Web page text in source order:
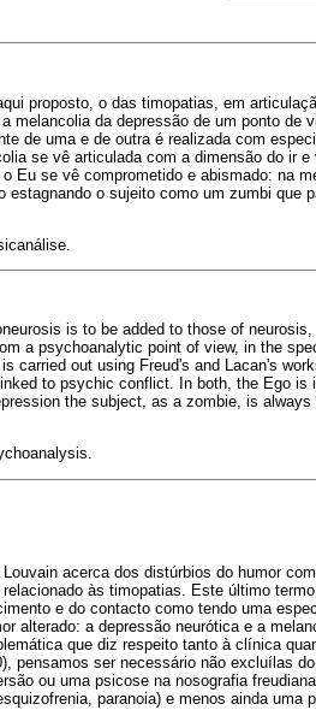
proposto, o das timopatias, em
melancolia da depressão de um ponto de
de uma e de outra é realizada com
se vê articulada com a dimensão do ir
Eu se vê comprometido e abismado: na
o sujeito como um zumbi que
is to be added to those of neurosis,
a psychoanalytic point of view, in the
carried out using Freud's and Lacan's
to psychic conflict. In both, the Ego is
the subject, as a zombie, is
acerca dos distúrbios do humor
às timopatias. Este último
e do contacto como tendo uma
alterado: a depressão neurótica e a
que diz respeito tanto à clínica
pensamos ser necessário não excluílas
ou uma psicose na nosografia
paranoia) e menos ainda uma